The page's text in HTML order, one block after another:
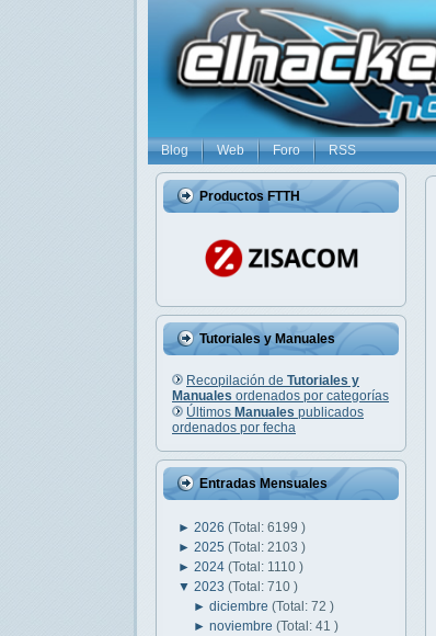
Blog Web Foro RSS
Productos FTTH
Tutoriales y Manuales
Recopilación de Tutoriales y
Manuales ordenados por categorías
Últimos Manuales publicados
ordenados por fecha
Entradas Mensuales
► 2026 (Total: 6199 )
► 2025 (Total: 2103 )
► 2024 (Total: 1110 )
▼ 2023 (Total: 710 )
►diciembre(Total: 72 )
►noviembre(Total: 41 )